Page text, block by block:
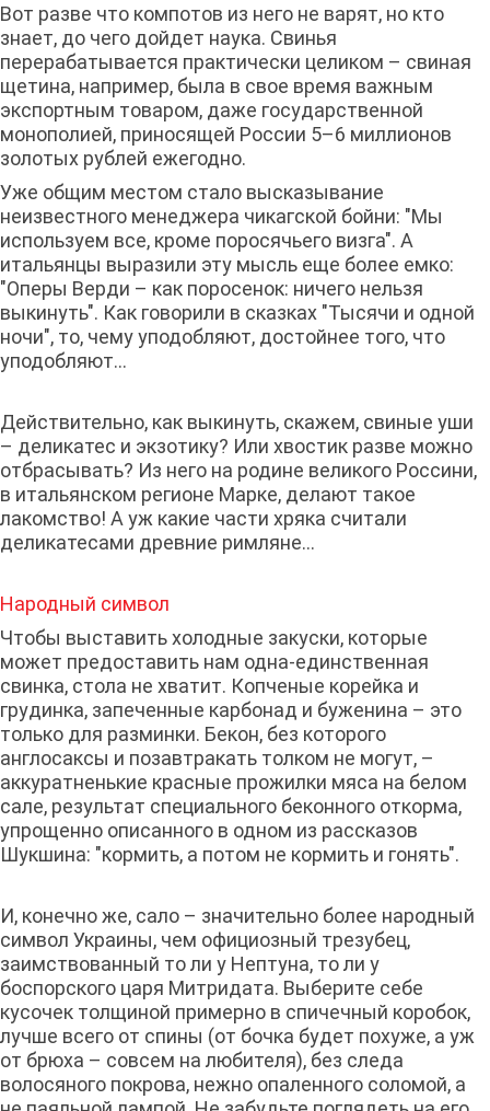
Вот разве что компотов из него не варят, но кто
знает, до чего дойдет наука. Свинья
перерабатывается практически целиком – свиная
щетина, например, была в свое время важным
экспортным товаром, даже государственной
монополией, приносящей России 5–6 миллионов
золотых рублей ежегодно.
Уже общим местом стало высказывание
неизвестного менеджера чикагской бойни: "Мы
используем все, кроме поросячьего визга". А
итальянцы выразили эту мысль еще более емко:
"Оперы Верди – как поросенок: ничего нельзя
выкинуть". Как говорили в сказках "Тысячи и одной
ночи", то, чему уподобляют, достойнее того, что
уподобляют…
Действительно, как выкинуть, скажем, свиные уши
– деликатес и экзотику? Или хвостик разве можно
отбрасывать? Из него на родине великого Россини,
в итальянском регионе Марке, делают такое
лакомство! А уж какие части хряка считали
деликатесами древние римляне…
Народный символ
Чтобы выставить холодные закуски, которые
может предоставить нам одна-единственная
свинка, стола не хватит. Копченые корейка и
грудинка, запеченные карбонад и буженина – это
только для разминки. Бекон, без которого
англосаксы и позавтракать толком не могут, –
аккуратненькие красные прожилки мяса на белом
сале, результат специального беконного откорма,
упрощенно описанного в одном из рассказов
Шукшина: "кормить, а потом не кормить и гонять".
И, конечно же, сало – значительно более народный
символ Украины, чем официозный трезубец,
заимствованный то ли у Нептуна, то ли у
боспорского царя Митридата. Выберите себе
кусочек толщиной примерно в спичечный коробок,
лучше всего от спины (от бочка будет похуже, а уж
от брюха – совсем на любителя), без следа
волосяного покрова, нежно опаленного соломой, а